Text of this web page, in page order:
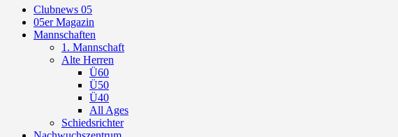
Clubnews 05
05er Magazin
Mannschaften
1. Mannschaft
Alte Herren
Ü60
Ü50
Ü40
All Ages
Schiedsrichter